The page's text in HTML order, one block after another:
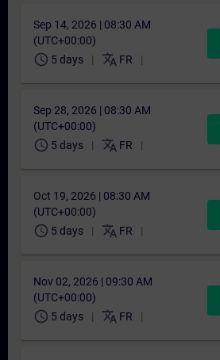
Sep 14, 2026 | 08:30 AM
(UTC+00:00)
schedule 5 days translate FR
Sep 28, 2026 | 08:30 AM
(UTC+00:00)
schedule 5 days translate FR
Oct 19, 2026 | 08:30 AM
(UTC+00:00)
schedule 5 days translate FR
Nov 02, 2026 | 09:30 AM
(UTC+00:00)
schedule 5 days translate FR